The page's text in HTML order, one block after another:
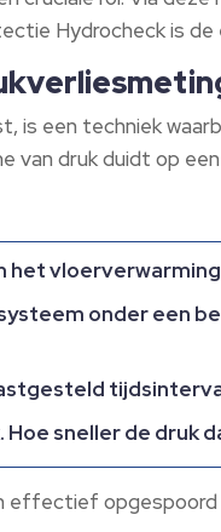
Hydrocheck is
is een techniek
van druk duidt op
het
onder een
sneller de druk
effectief